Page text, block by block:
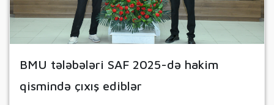
BMU tələbələri SAF 2025-də hakim
qismində çıxış ediblər